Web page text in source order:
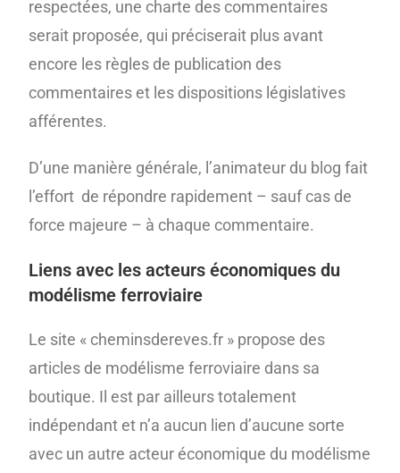
respectées, une charte des commentaires
serait proposée, qui préciserait plus avant
encore les règles de publication des
commentaires et les dispositions législatives
afférentes.
D’une manière générale, l’animateur du blog fait
l’effort de répondre rapidement – sauf cas de
force majeure – à chaque commentaire.
Liens avec les acteurs économiques du
modélisme ferroviaire
Le site « cheminsdereves.fr » propose des
articles de modélisme ferroviaire dans sa
boutique. Il est par ailleurs totalement
indépendant et n’a aucun lien d’aucune sorte
avec un autre acteur économique du modélisme